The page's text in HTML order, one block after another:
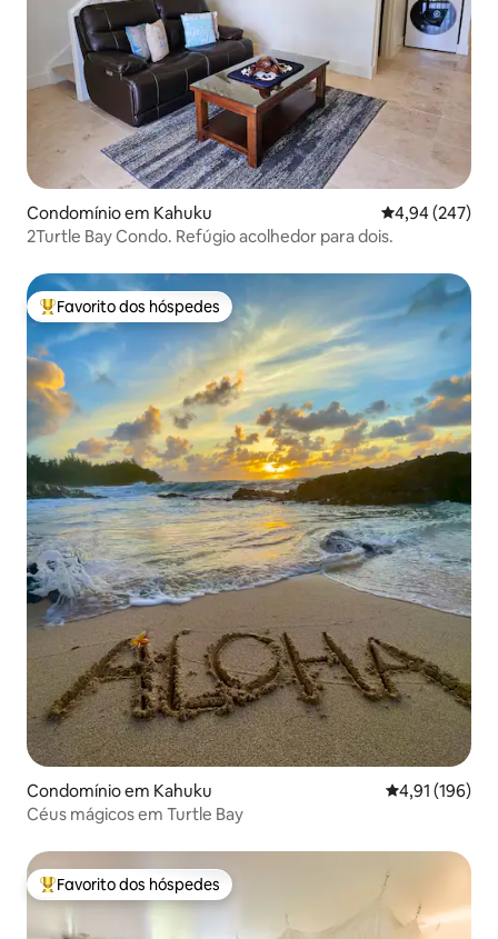
Condomínio em Kahuku Classificação
4,94 (247)
2Turtle Bay Condo. Refúgio acolhedor para dois.
Favoritos dos hóspedes mais apreciados
Favorito dos hóspedes
Condomínio em Kahuku Classificação
4,91 (196)
Céus mágicos em Turtle Bay
Favoritos dos hóspedes mais apreciados
Favorito dos hóspedes